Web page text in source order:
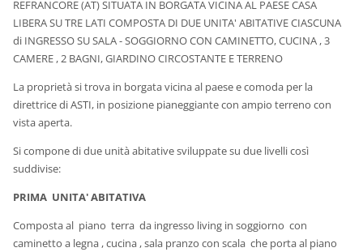
REFRANCORE (AT) SITUATA IN BORGATA VICINA AL PAESE CASA
LIBERA SU TRE LATI COMPOSTA DI DUE UNITA' ABITATIVE CIASCUNA
di INGRESSO SU SALA - SOGGIORNO CON CAMINETTO, CUCINA , 3
CAMERE , 2 BAGNI, GIARDINO CIRCOSTANTE E TERRENO
La proprietà si trova in borgata vicina al paese e comoda per la
direttrice di ASTI, in posizione pianeggiante con ampio terreno con
vista aperta.
Si compone di due unità abitative sviluppate su due livelli così
suddivise:
PRIMA UNITA' ABITATIVA
Composta al piano terra da ingresso living in soggiorno con
caminetto a legna , cucina , sala pranzo con scala che porta al piano